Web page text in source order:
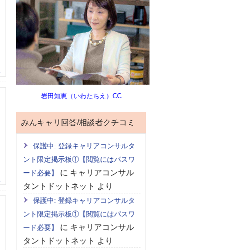
岩田知恵（いわたちえ）CC
みんキャリ回答/相談者クチコミ
保護中: 登録キャリアコンサルタ
ント限定掲示板①【閲覧にはパスワ
ード必要】
に キャリアコンサル
タントドットネット より
保護中: 登録キャリアコンサルタ
ント限定掲示板①【閲覧にはパスワ
ード必要】
に キャリアコンサル
タントドットネット より